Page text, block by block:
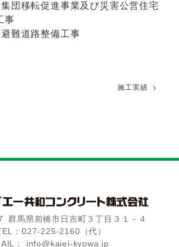
団移転促進事業及び災害公営住宅
事
難道路整備工事
施工実績
群馬県前橋市日吉町３丁目３１－４
：027-225-2160（代）
： info@kaiei-kyowa.jp